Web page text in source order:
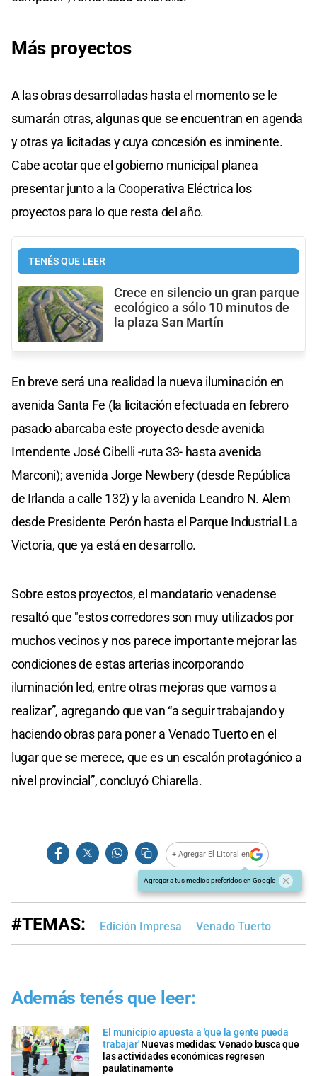
Más proyectos
A las obras desarrolladas hasta el momento se le
sumarán otras, algunas que se encuentran en agenda
y otras ya licitadas y cuya concesión es inminente.
Cabe acotar que el gobierno municipal planea
presentar junto a la Cooperativa Eléctrica los
proyectos para lo que resta del año.
TENÉS QUE LEER
Crece en silencio un gran parque
ecológico a sólo 10 minutos de
la plaza San Martín
En breve será una realidad la nueva iluminación en
avenida Santa Fe (la licitación efectuada en febrero
pasado abarcaba este proyecto desde avenida
Intendente José Cibelli -ruta 33- hasta avenida
Marconi); avenida Jorge Newbery (desde República
de Irlanda a calle 132) y la avenida Leandro N. Alem
desde Presidente Perón hasta el Parque Industrial La
Victoria, que ya está en desarrollo.
Sobre estos proyectos, el mandatario venadense
resaltó que "estos corredores son muy utilizados por
muchos vecinos y nos parece importante mejorar las
condiciones de estas arterias incorporando
iluminación led, entre otras mejoras que vamos a
realizar”, agregando que van “a seguir trabajando y
haciendo obras para poner a Venado Tuerto en el
lugar que se merece, que es un escalón protagónico a
nivel provincial”, concluyó Chiarella.
+ Agregar El Litoral en
Agregar a tus medios preferidos en Google
#TEMAS: Edición Impresa Venado Tuerto
Además tenés que leer:
El municipio apuesta a 'que la gente pueda
trabajar' Nuevas medidas: Venado busca que
las actividades económicas regresen
paulatinamente